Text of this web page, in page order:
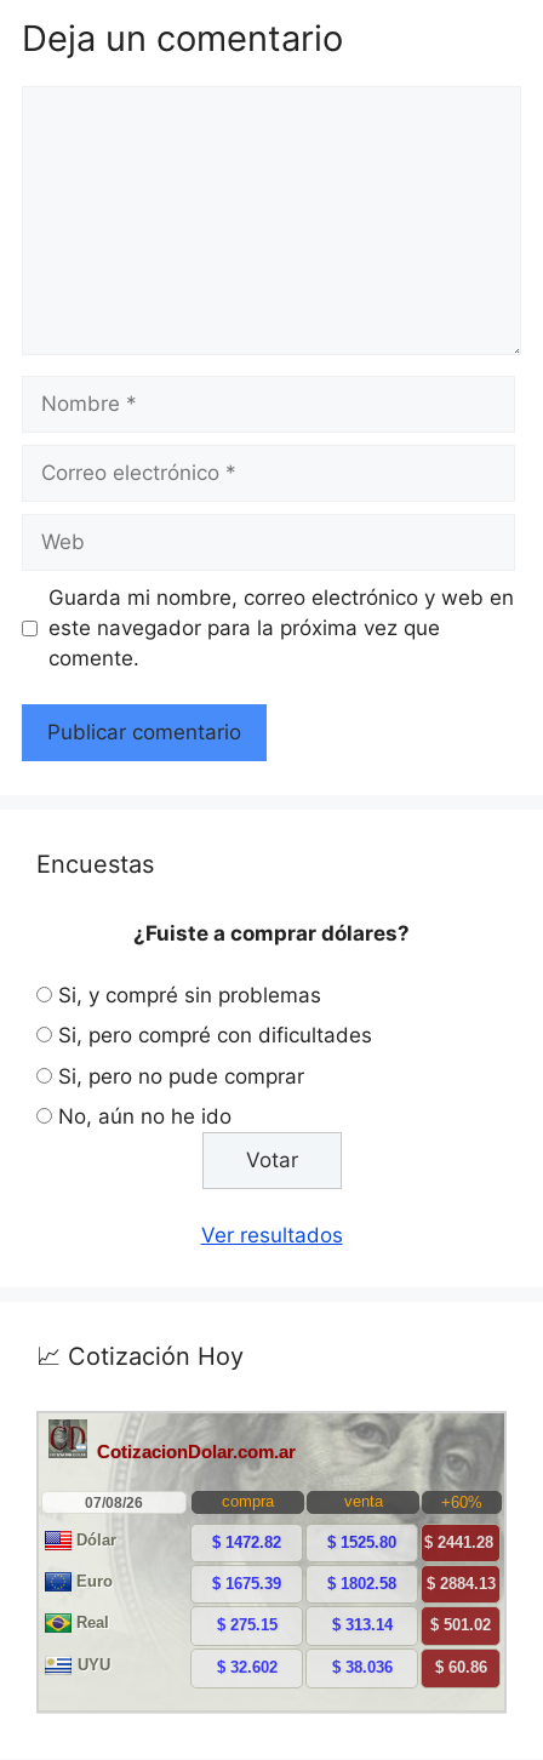
Deja un comentario
electrónico
Guarda mi nombre, correo electrónico y web en
este navegador para la próxima vez que
comente.
Encuestas
¿Fuiste a comprar dólares?
Si, y compré sin problemas
Si, pero compré con dificultades
Si, pero no pude comprar
No, aún no he ido
Ver resultados
📈 Cotización Hoy